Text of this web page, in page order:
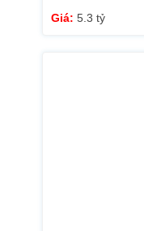
Giá: 5.3 tỷ